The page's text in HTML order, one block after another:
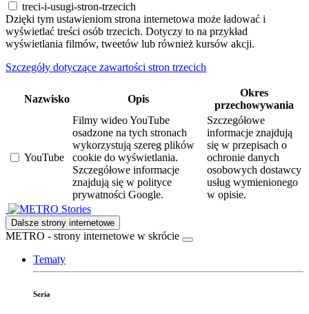
treci-i-usugi-stron-trzecich
Dzięki tym ustawieniom strona internetowa może ładować i
wyświetlać treści osób trzecich. Dotyczy to na przykład
wyświetlania filmów, tweetów lub również kursów akcji.
Szczegóły dotyczące zawartości stron trzecich
Nazwisko Opis
Okres
przechowywania
YouTube
Filmy wideo YouTube
osadzone na tych stronach
wykorzystują szereg plików
cookie do wyświetlania.
Szczegółowe informacje
znajdują się w polityce
prywatności Google.
Szczegółowe
informacje znajdują
się w przepisach o
ochronie danych
osobowych dostawcy
usług wymienionego
w opisie.
Stories
Dalsze strony internetowe
METRO - strony internetowe w skrócie
Tematy
Seria